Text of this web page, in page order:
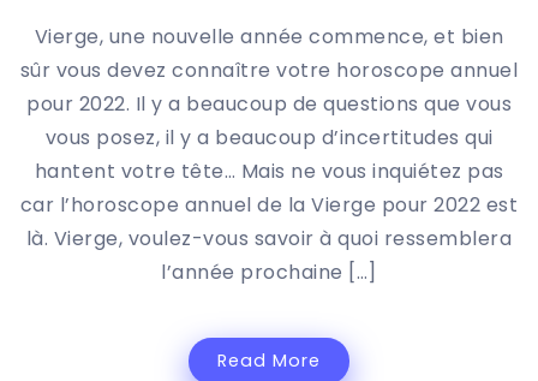
Vierge, une nouvelle année commence, et bien
sûr vous devez connaître votre horoscope annuel
pour 2022. Il y a beaucoup de questions que vous
vous posez, il y a beaucoup d’incertitudes qui
hantent votre tête… Mais ne vous inquiétez pas
car l’horoscope annuel de la Vierge pour 2022 est
là. Vierge, voulez-vous savoir à quoi ressemblera
l’année prochaine […]
Read More